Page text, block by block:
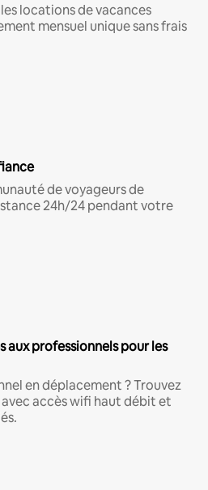
locations de vacances
mensuel unique sans frais
de voyageurs de
24h/24 pendant votre
aux professionnels pour les
en déplacement ? Trouvez
accès wifi haut débit et